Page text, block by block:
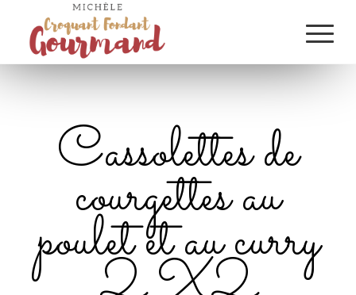
Cassolettes de
courgettes au
poulet et au curry